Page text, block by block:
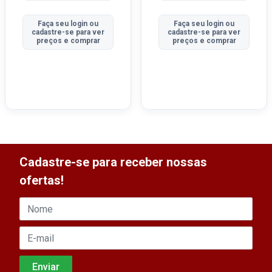
Faça seu login ou
cadastre-se para ver
preços e comprar
Faça seu login ou
cadastre-se para ver
preços e comprar
Cadastre-se para receber nossas
ofertas!